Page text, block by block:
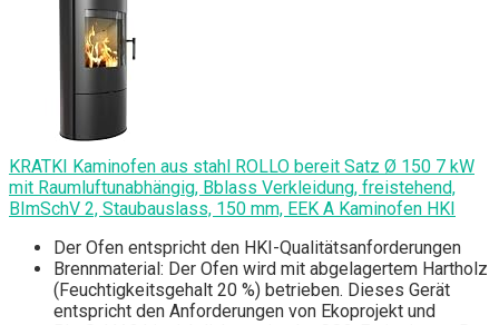
KRATKI Kaminofen aus stahl ROLLO bereit Satz Ø 150 7 kW
mit Raumluftunabhängig, Bblass Verkleidung, freistehend,
BImSchV 2, Staubauslass, 150 mm, EEK A Kaminofen HKI
Der Ofen entspricht den HKI-Qualitätsanforderungen
Brennmaterial: Der Ofen wird mit abgelagertem Hartholz
(Feuchtigkeitsgehalt 20 %) betrieben. Dieses Gerät
entspricht den Anforderungen von Ekoprojekt und